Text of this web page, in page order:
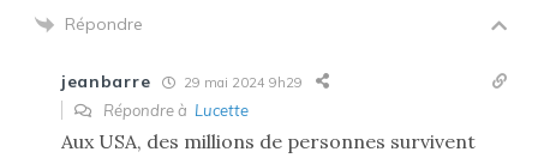
Répondre
jeanbarre 29 mai 2024 9h29
Répondre à Lucette
Aux USA, des millions de personnes survivent